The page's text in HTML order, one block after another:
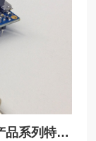
德国Insion一体化结构微型光谱仪产品系列特点与用途